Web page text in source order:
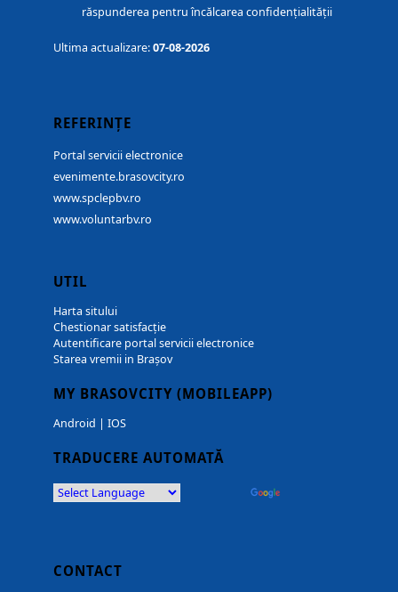
răspunderea pentru încălcarea confidențialității
Ultima actualizare:07-08-2026
REFERINȚE
Portal servicii electronice
evenimente.brasovcity.ro
www.spclepbv.ro
www.voluntarbv.ro
UTIL
Harta sitului
Chestionar satisfacție
Autentificare portal servicii electronice
Starea vremii in Brașov
MY BRASOVCITY (MOBILEAPP)
Android | IOS
TRADUCERE AUTOMATĂ
CONTACT